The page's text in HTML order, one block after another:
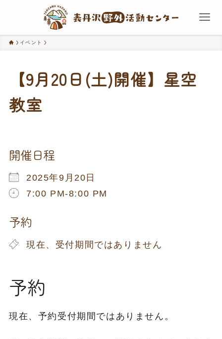
イベント
【9月20日(土)開催】星空
教室
開催日程
2025年9月20日
7:00 PM-8:00 PM
Download ICS
予約
現在、受付期間ではありません
予約
現在、予約受付期間ではありません。